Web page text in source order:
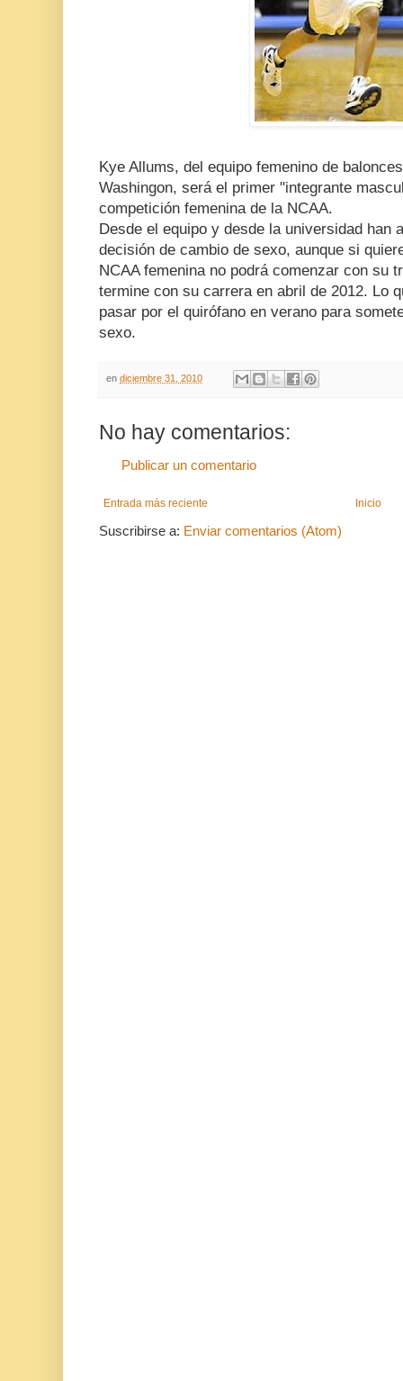
Kye Allums, del equipo femenino de
Washingon, será el primer "integrante
competición femenina de la NCAA.
Desde el equipo y desde la universidad han
decisión de cambio de sexo, aunque si
NCAA femenina no podrá comenzar con su
termine con su carrera en abril de 2012. Lo
pasar por el quirófano en verano para
sexo.
en diciembre 31, 2010
No hay comentarios:
Publicar un comentario
Entrada más reciente Inicio
Suscribirse a: Enviar comentarios (Atom)